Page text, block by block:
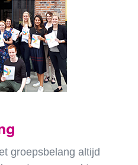
groepsbelang altijd